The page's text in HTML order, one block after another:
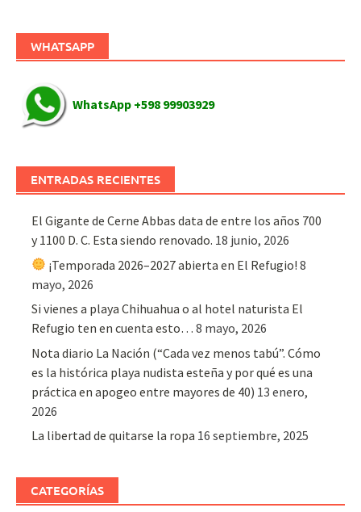
WHATSAPP
WhatsApp +598 99903929
ENTRADAS RECIENTES
El Gigante de Cerne Abbas data de entre los años 700
y 1100 D. C. Esta siendo renovado. 18 junio, 2026
¡Temporada 2026–2027 abierta en El Refugio! 8
mayo, 2026
Si vienes a playa Chihuahua o al hotel naturista El
Refugio ten en cuenta esto… 8 mayo, 2026
Nota diario La Nación (“Cada vez menos tabú”. Cómo
es la histórica playa nudista esteña y por qué es una
práctica en apogeo entre mayores de 40) 13 enero,
2026
La libertad de quitarse la ropa 16 septiembre, 2025
CATEGORÍAS